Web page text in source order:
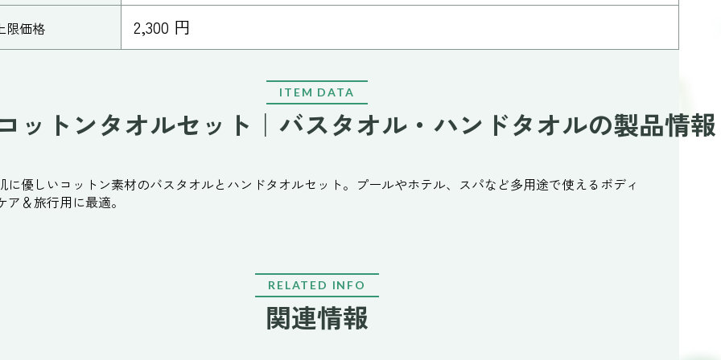
限価格 2,300 円
ITEM DATA
ットンタオルセット｜バスタオル・ハンドタオルの製品情報
に優しいコットン素材のバスタオルとハンドタオルセット。プールやホテル、スパなど多用途で使えるボディ
ア＆旅行用に最適。
RELATED INFO
関連情報